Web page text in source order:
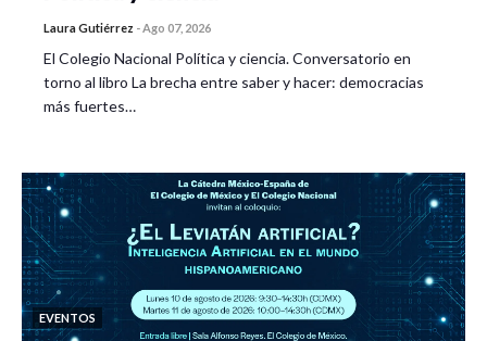
Laura Gutiérrez -Ago 07, 2026
El Colegio Nacional Política y ciencia. Conversatorio en
torno al libro La brecha entre saber y hacer: democracias
más fuertes…
EVENTOS